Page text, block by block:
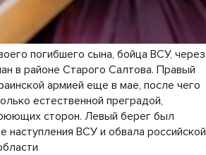
погибшего сына, бойца ВСУ, через
в районе Старого Салтова. Правый
армией еще в мае, после чего
естественной преградой,
сторон. Левый берег был
ВСУ и обвала российской